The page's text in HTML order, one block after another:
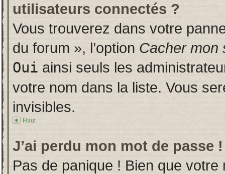
utilisateurs connectés ?
Vous trouverez dans votre
du forum », l’option Cacher mon
Oui ainsi seuls les
votre nom dans la liste. Vous
invisibles.
Haut
J’ai perdu mon mot de passe !
Pas de panique ! Bien que